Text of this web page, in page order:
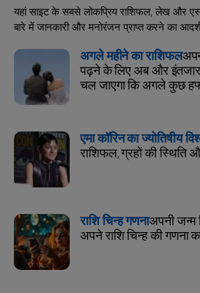
यहां साइट के सबसे लोकप्रिय राशिफल, लेख और
बारे में जानकारी और मनोरंजन प्राप्त करने का
अगले महीने का राशिफल
पढ़ने के लिए अब और
चल जाएगा कि अगले कुछ
एमा कॉरिन का ज्योतिषीय
राशिफल, ग्रहों की स्थिति
राशि चिन्ह गणनाअपनी जन्म
अपने राशि चिन्ह की गणना